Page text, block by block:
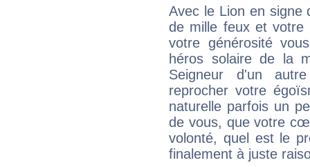
Avec le Lion en signe
de mille feux et votre
votre générosité
héros solaire de la
Seigneur d'un
reprocher votre
naturelle parfois un
de vous, que votre
volonté, quel est le
finalement à juste